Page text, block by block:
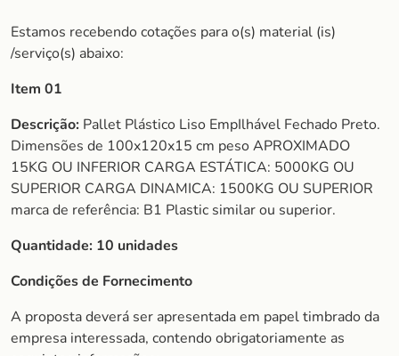
Estamos recebendo cotações para o(s) material (is)
/serviço(s) abaixo:
Item 01
Descrição: Pallet Plástico Liso EmpIlhável Fechado Preto.
Dimensões de 100x120x15 cm peso APROXIMADO
15KG OU INFERIOR CARGA ESTÁTICA: 5000KG OU
SUPERIOR CARGA DINAMICA: 1500KG OU SUPERIOR
marca de referência: B1 Plastic similar ou superior.
Quantidade: 10 unidades
Condições de Fornecimento
A proposta deverá ser apresentada em papel timbrado da
empresa interessada, contendo obrigatoriamente as